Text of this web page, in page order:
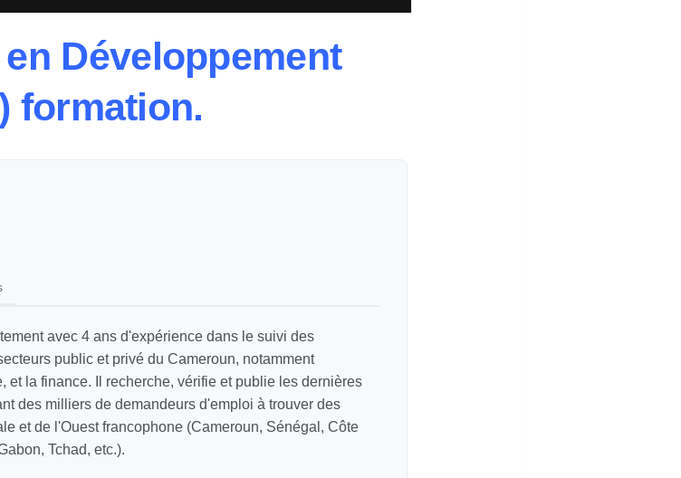
Développement
formation.
avec 4 ans d'expérience dans le suivi des
public et privé du Cameroun, notamment
et la finance. Il recherche, vérifie et publie les dernières
des milliers de demandeurs d'emploi à trouver des
et de l'Ouest francophone (Cameroun, Sénégal, Côte
Tchad, etc.).